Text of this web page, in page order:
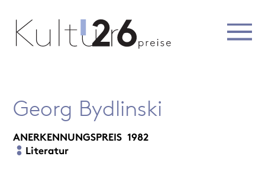
Georg Bydlinski
ANERKENNUNGSPREIS 1982
Literatur